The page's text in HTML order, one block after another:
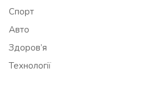
Спорт
Авто
Здоров’я
Технології